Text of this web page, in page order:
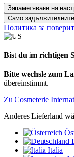
Запаметяване на
Само задължителните
Политика за
Bist du im richtigen
Bitte wechsle zum
übereinstimmt.
Zu Cosmeterie
Anderes Lieferland
Italia